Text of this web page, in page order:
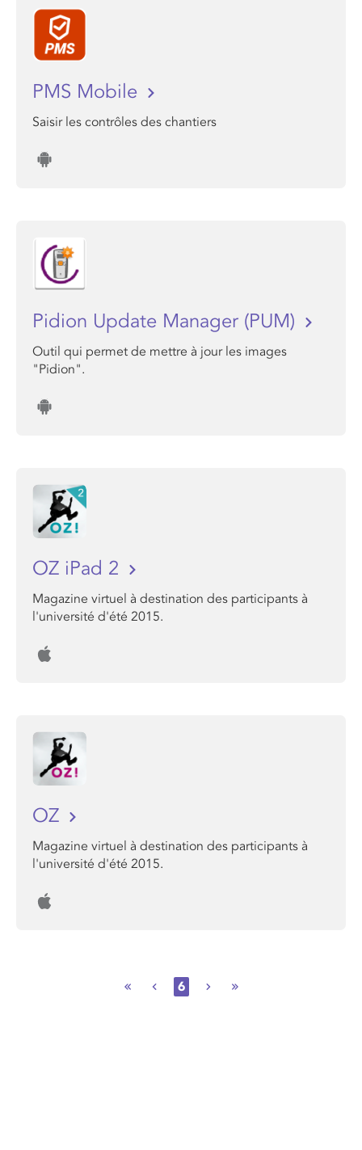
PMS Mobile
Saisir les contrôles des chantiers
Pidion Update Manager (PUM)
Outil qui permet de mettre à jour les images
"Pidion".
OZ iPad 2
Magazine virtuel à destination des participants à
l'université d'été 2015.
OZ
Magazine virtuel à destination des participants à
l'université d'été 2015.
6